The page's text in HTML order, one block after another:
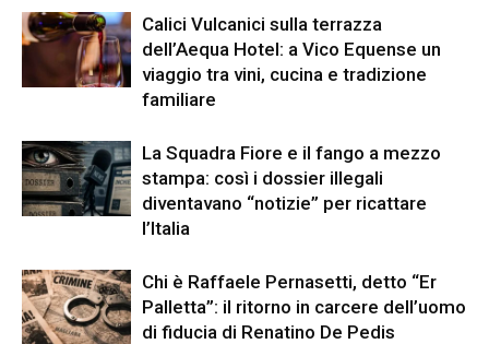
Calici Vulcanici sulla terrazza
dell’Aequa Hotel: a Vico Equense un
viaggio tra vini, cucina e tradizione
familiare
La Squadra Fiore e il fango a mezzo
stampa: così i dossier illegali
diventavano “notizie” per ricattare
l’Italia
Chi è Raffaele Pernasetti, detto “Er
Palletta”: il ritorno in carcere dell’uomo
di fiducia di Renatino De Pedis